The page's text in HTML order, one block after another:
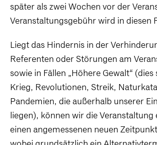
später als zwei Wochen vor der
Veranstaltungsgebühr wird in diesen
Liegt das Hindernis in der
Referenten oder Störungen am
sowie in Fällen „Höhere Gewalt“ (dies
Krieg, Revolutionen, Streik,
Pandemien, die außerhalb unserer
liegen), können wir die
einen angemessenen neuen